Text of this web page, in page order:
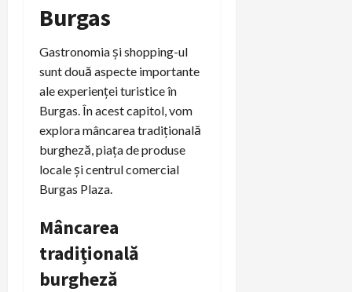
Burgas
Gastronomia și shopping-ul
sunt două aspecte importante
ale experienței turistice în
Burgas. În acest capitol, vom
explora mâncarea tradițională
burgheză, piața de produse
locale și centrul comercial
Burgas Plaza.
Mâncarea
tradițională
burgheză